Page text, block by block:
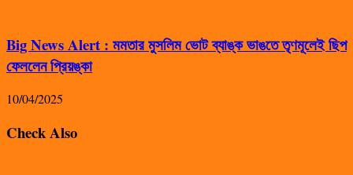
Big News Alert : মমতার মুসলিম ভোট ব্যাঙ্ক ভাঙতে তৃণমূলেই ছিপ
ফেললেন প্রিয়ঙ্কা
10/04/2025
Check Also